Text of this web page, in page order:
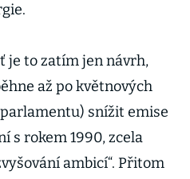
je to zatím jen návrh,
až po květnových
snížit emise
s rokem 1990, zcela
ambicí“. Přitom